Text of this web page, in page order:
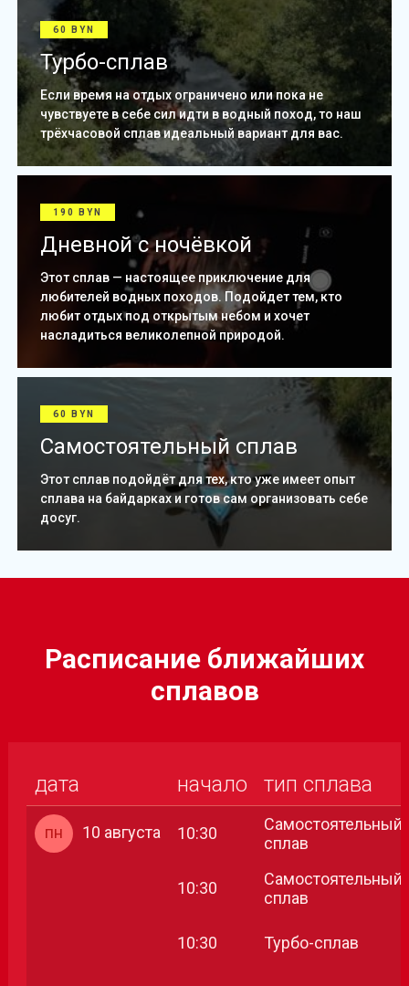
60 BYN
Турбо-сплав
Если время на отдых ограничено или пока не
чувствуете в себе сил идти в водный поход, то наш
трёхчасовой сплав идеальный вариант для вас.
190 BYN
Дневной с ночёвкой
Этот сплав — настоящее приключение для
любителей водных походов. Подойдет тем, кто
любит отдых под открытым небом и хочет
насладиться великолепной природой.
60 BYN
Самостоятельный сплав
Этот сплав подойдёт для тех, кто уже имеет опыт
сплава на байдарках и готов сам организовать себе
досуг.
Расписание ближайших
сплавов
дата начало тип сплава
пн 10 августа 10:30
Самостоятельный
сплав
10:30
Самостоятельный
сплав
10:30 Турбо-сплав